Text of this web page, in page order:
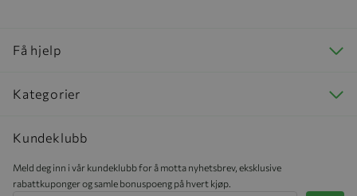
Få hjelp
Kategorier
Kundeklubb
Meld deg inn i vår kundeklubb for å motta nyhetsbrev, eksklusive
rabattkuponger og samle bonuspoeng på hvert kjøp.